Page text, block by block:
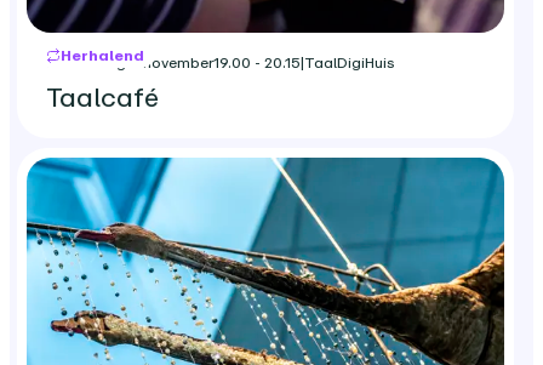
Herhalend
donderdag 5 november19.00 - 20.15|TaalDigiHuis
Taalcafé